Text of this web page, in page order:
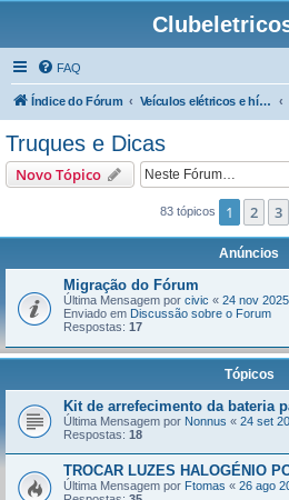
FAQ
Índice do Fórum Veículos elétricos e híbridos plug-in
Truques e Dicas
Novo Tópico
83 tópicos 1 2 3
Anúncios
Migração do Fórum
Última Mensagem por civic « 24 nov
Enviado em Discussão sobre o Forum
Respostas: 17
Tópicos
Kit de arrefecimento da bateria
Última Mensagem por Nonnus « 24 set
Respostas: 18
TROCAR LUZES HALOGÉNIO
Última Mensagem por Ftomas « 26 ago